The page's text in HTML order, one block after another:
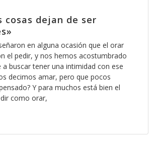
cosas dejan de ser
en alguna ocasión que el orar
el pedir, y nos hemos acostumbrado
a buscar tener una intimidad con ese
decimos amar, pero que pocos
Y para muchos está bien el
como orar,